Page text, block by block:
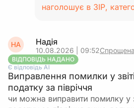
наголошує в ЗІР,
НА Надія
10.08.2026 | 09:52
ВІДПОВІДЬ НАДАНО
Є відповідь АІ
Виправлення помилки у
податку за півріччя
чи можна виправити помилку у